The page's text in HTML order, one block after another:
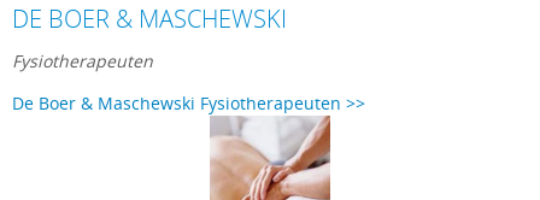
DE BOER & MASCHEWSKI
Fysiotherapeuten
De Boer & Maschewski Fysiotherapeuten >>